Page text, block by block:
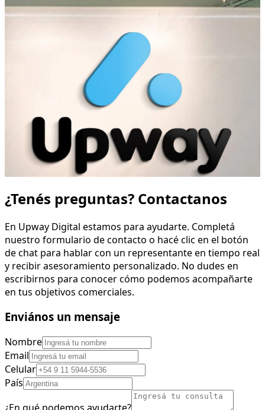
No dudes en contactarnos para que
podamos asesorarte. Completá el
formulario de contacto o presioná
el botón de chat para hablar con un
representante en tiempo real.
Contactarme con un asesor
¿Tenés preguntas? Contactanos
En Upway Digital estamos para ayudarte. Completá
nuestro formulario de contacto o hacé clic en el botón
de chat para hablar con un representante en tiempo real
y recibir asesoramiento personalizado. No dudes en
escribirnos para conocer cómo podemos acompañarte
en tus objetivos comerciales.
Enviános un mensaje
Nombre
Email
Celular
País